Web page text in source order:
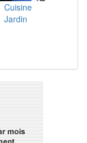
Cuisine
Jardin